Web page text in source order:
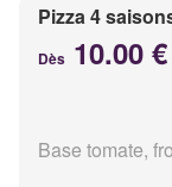
Pizza 4
Dès 10.00 €
Base tomate,